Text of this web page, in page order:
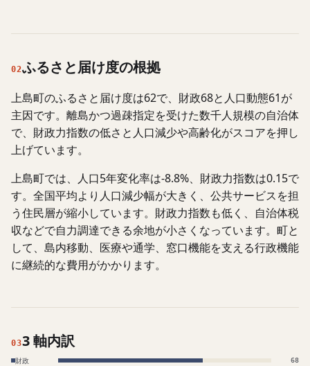
02ふるさと届け度の根拠
上島町のふるさと届け度は62で、財政68と人口動態61が
主因です。離島かつ過疎指定を受けた数千人規模の自治体
で、財政力指数の低さと人口減少や高齢化がスコアを押し
上げています。
上島町では、人口5年変化率は-8.8%、財政力指数は0.15で
す。全国平均より人口減少幅が大きく、公共サービスを担
う住民層が縮小しています。財政力指数も低く、自治体税
収などで自力調達できる余地が小さくなっています。町と
して、島内移動、医療や通学、窓口機能を支える行政機能
に継続的な費用がかかります。
033 軸内訳
財政 68